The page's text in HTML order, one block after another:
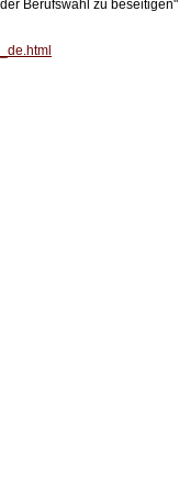
Berufswahl zu